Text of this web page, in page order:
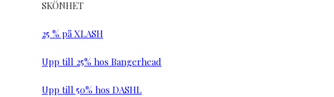
SKÖNHET
25 % på XLASH
Upp till 25% hos Bangerhead
Upp till 50% hos DASHL